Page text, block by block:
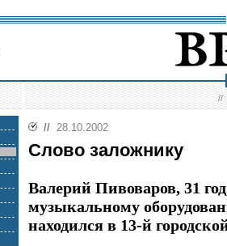
//
// 28.10.2002
Слово заложнику
Валерий Пивоваров, 31
музыкальному
находился в 13-й